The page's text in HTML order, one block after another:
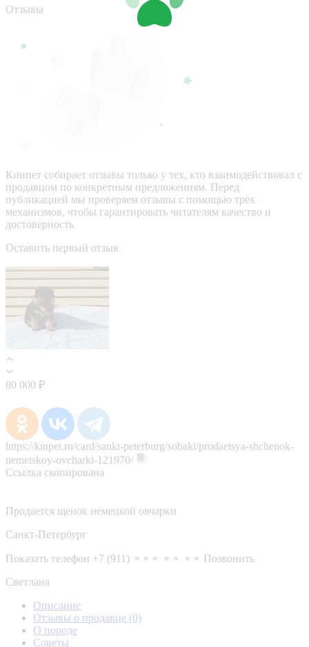
Отзывы
Кинпет собирает отзывы только у тех, кто взаимодействовал с
продавцом по конкретным предложениям. Перед
публикацией мы проверяем отзывы с помощью трёх
механизмов, чтобы гарантировать читателям качество и
достоверность
Оставить первый отзыв
80 000 ₽
https://kinpet.ru/card/sankt-peterburg/sobaki/prodaetsya-shchenok-
nemetskoy-ovcharki-121970/
Ссылка скопирована
Продается щенок немецкой овчарки
Санкт-Петербург
Показать телефон +7 (911) ⚬⚬⚬ ⚬⚬ ⚬⚬ Позвонить
Светлана
Описание
Отзывы о продавце (0)
О породе
Советы